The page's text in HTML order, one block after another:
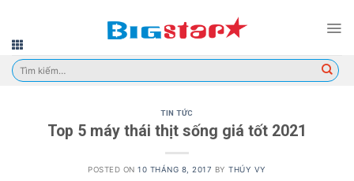
content
Tìm
kiếm:
TIN TỨC
Top 5 máy thái thịt sống giá tốt 2021
POSTED ON10 THÁNG 8, 2017 BYTHÚY VY